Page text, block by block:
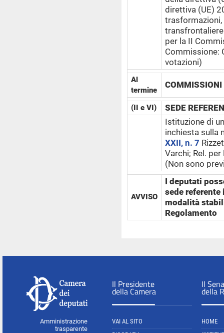
direttiva (UE)
per la II
Commissione:
votazioni)
Al
termine
(II e VI)
SEDE
Istituzione di
inchiesta sulla
XXII, n. 7
Varchi; Rel.
(Non sono
AVVISO
I deputati
sede
modalità
Regolamento
Amministrazione
trasparente
Il Presidente
della Camera
VAI AL SITO
Il
della
HOME